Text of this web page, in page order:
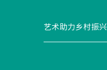
艺术助力乡村振兴